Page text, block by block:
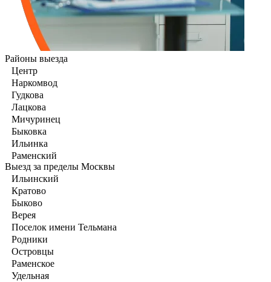
Районы выезда
Центр
Наркомвод
Гудкова
Лацкова
Мичуринец
Быковка
Ильинка
Раменский
Выезд за пределы Москвы
Ильинский
Кратово
Быково
Верея
Поселок имени Тельмана
Родники
Островцы
Раменское
Удельная